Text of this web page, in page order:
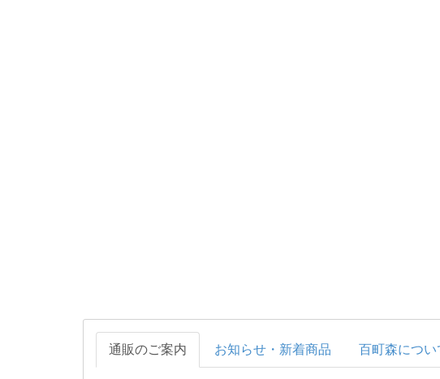
通販のご案内 お知らせ・新着商品 百町森につい